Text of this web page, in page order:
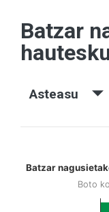
Batzar
Asteasu
Batzar
Boto